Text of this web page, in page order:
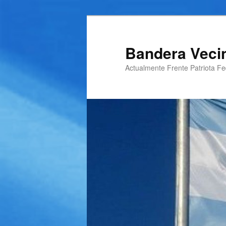
Bandera
Actualmente Frente Patriota